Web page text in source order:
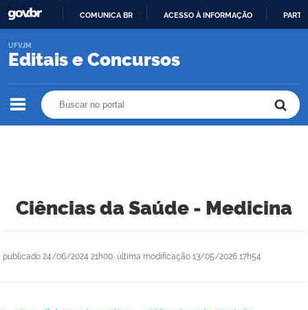
O
COMUNICA BR ACESSO À INFORMAÇÃO
Editais e Concursos
UFVJM
Ciências da Saúde - Medicina
publicado 24/06/2024 21h00, última modificação 13/05/2026 17h54